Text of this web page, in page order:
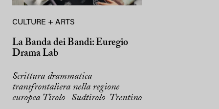
CULTURE + ARTS
La Banda dei Bandi: Euregio
Drama Lab
Scrittura drammatica
transfrontaliera nella regione
europea Tirolo- Sudtirolo-Trentino